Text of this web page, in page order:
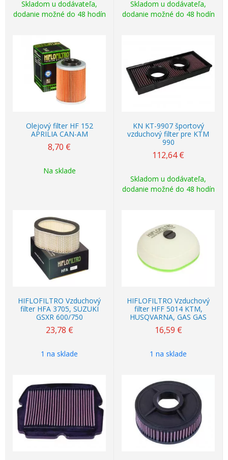
Skladom u dodávateľa,
dodanie možné do 48 hodín
Skladom u dodávateľa,
dodanie možné do 48 hodín
Olejový filter HF 152
APRILIA CAN-AM
8,70 €
Na sklade
KN KT-9907 športový
vzduchový filter pre KTM
990
112,64 €
Skladom u dodávateľa,
dodanie možné do 48 hodín
HIFLOFILTRO Vzduchový
filter HFA 3705, SUZUKI
GSXR 600/750
23,78 €
1 na sklade
HIFLOFILTRO Vzduchový
filter HFF 5014 KTM,
HUSQVARNA, GAS GAS
16,59 €
1 na sklade